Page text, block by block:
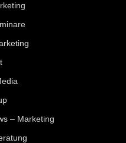
– Marketing